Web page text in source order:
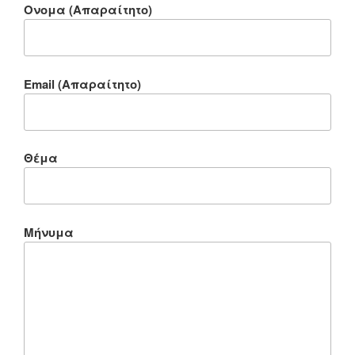
Ονομα (Απαραίτητο)
Email (Απαραίτητο)
Θέμα
Μήνυμα